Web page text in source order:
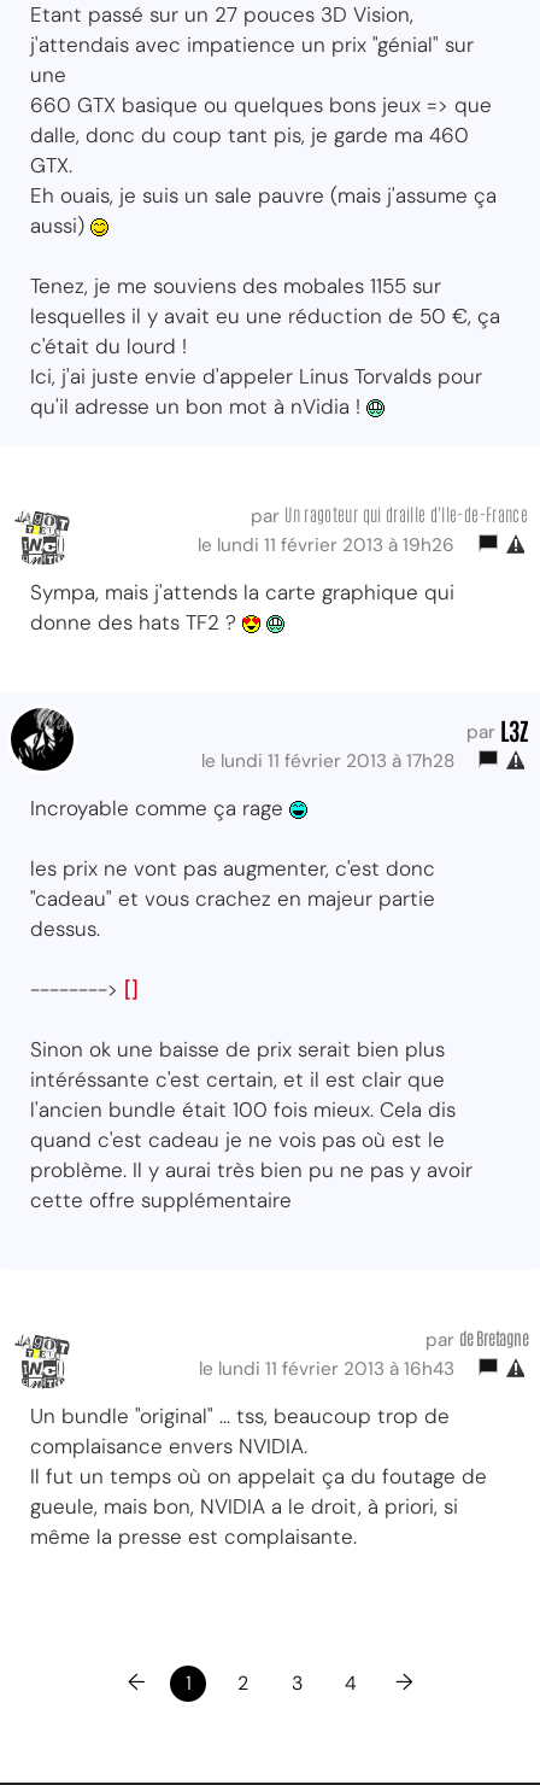
Etant passé sur un 27 pouces 3D Vision,
j'attendais avec impatience un prix "génial" sur
une
660 GTX basique ou quelques bons jeux => que
dalle, donc du coup tant pis, je garde ma 460
GTX.
Eh ouais, je suis un sale pauvre (mais j'assume ça
aussi)
Tenez, je me souviens des mobales 1155 sur
lesquelles il y avait eu une réduction de 50 €, ça
c'était du lourd !
Ici, j'ai juste envie d'appeler Linus Torvalds pour
qu'il adresse un bon mot à nVidia !
par Un ragoteur qui draille d'Ile-de-France
le lundi 11 février 2013 à 19h26
Sympa, mais j'attends la carte graphique qui
donne des hats TF2 ?
par L3Z
le lundi 11 février 2013 à 17h28
Incroyable comme ça rage
les prix ne vont pas augmenter, c'est donc
"cadeau" et vous crachez en majeur partie
dessus.
--------> []
Sinon ok une baisse de prix serait bien plus
intéréssante c'est certain, et il est clair que
l'ancien bundle était 100 fois mieux. Cela dis
quand c'est cadeau je ne vois pas où est le
problème. Il y aurai très bien pu ne pas y avoir
cette offre supplémentaire
par de Bretagne
le lundi 11 février 2013 à 16h43
Un bundle "original" ... tss, beaucoup trop de
complaisance envers NVIDIA.
Il fut un temps où on appelait ça du foutage de
gueule, mais bon, NVIDIA a le droit, à priori, si
même la presse est complaisante.
← 1 2 3 4 →